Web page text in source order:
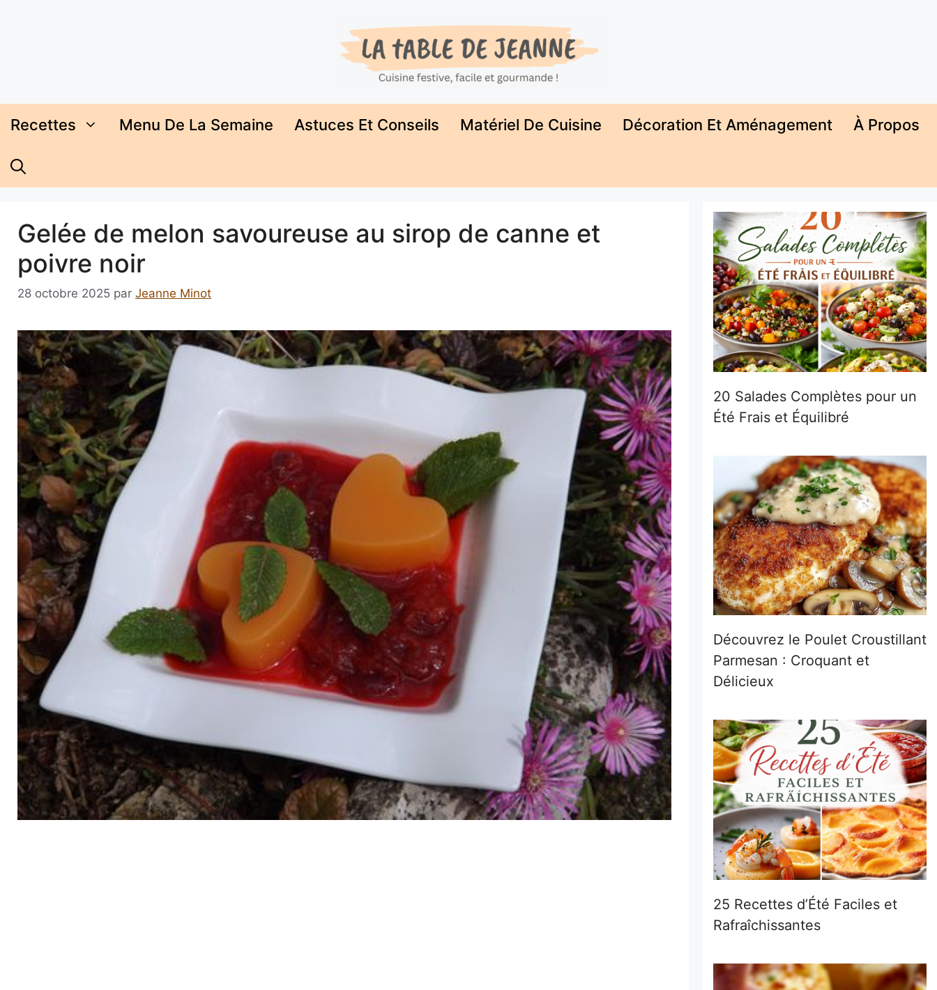
Recettes Menu De La Semaine Astuces Et Conseils Matériel De Cuisine Décoration Et Aménagement À Propos
Gelée de melon savoureuse au sirop de canne et
poivre noir
28 octobre 2025 par Jeanne Minot
20 Salades Complètes pour un
Été Frais et Équilibré
Découvrez le Poulet Croustillant
Parmesan : Croquant et
Délicieux
25 Recettes d’Été Faciles et
Rafraîchissantes